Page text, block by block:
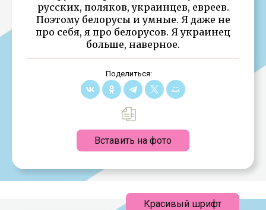
русских, поляков, украинцев, евреев.
Поэтому белорусы и умные. Я даже не
про себя, я про белорусов. Я украинец
больше, наверное.
Поделиться:
Вставить на фото
Красивый шрифт